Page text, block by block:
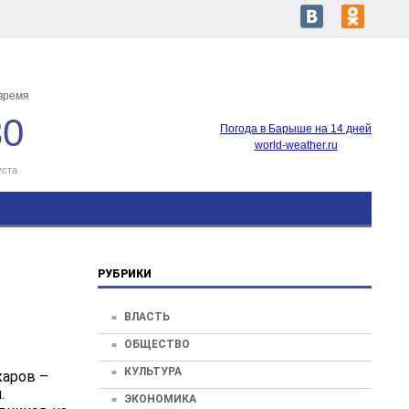
Погода в Барыше на 14 дней
world-weather.ru
–
РУБРИКИ
ВЛАСТЬ
ОБЩЕСТВО
КУЛЬТУРА
ЭКОНОМИКА